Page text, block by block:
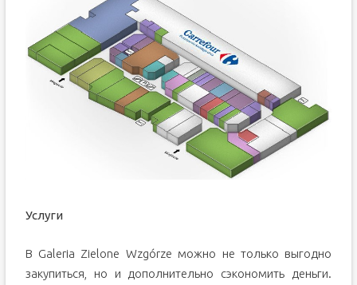
Услуги
В Galeria Zielone Wzgórze можно не только выгодно
закупиться, но и дополнительно сэкономить деньги.